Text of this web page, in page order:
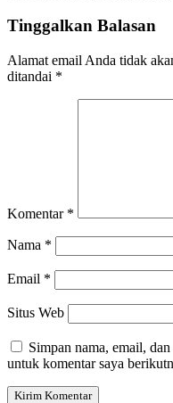
Tinggalkan Balasan
Alamat email Anda tidak
ditandai *
Komentar *
Nama *
Email *
Situs Web
Simpan nama, email,
untuk komentar saya